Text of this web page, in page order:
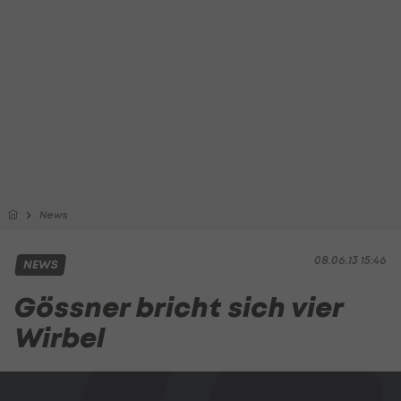
News
08.06.13 15:46
NEWS
Gössner bricht sich vier
Wirbel